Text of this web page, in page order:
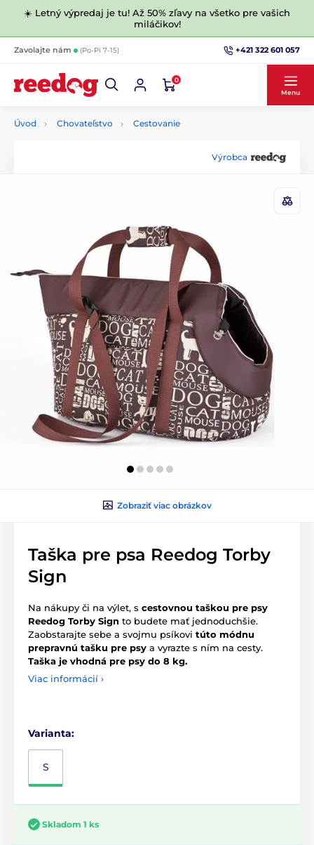
☀️ Letný výpredaj je tu! Až 50% zľavy na všetko pre vašich
miláčikov!
Zavolajte nám (Po-Pi 7-15) +421 322 601 057
0
Menu
Úvod Chovateľstvo Cestovanie
Výrobca
Zobraziť viac obrázkov
Taška pre psa Reedog Torby
Sign
Na nákupy či na výlet, s cestovnou taškou pre psy
Reedog Torby Sign to budete mať jednoduchšie.
Zaobstarajte sebe a svojmu psíkovi túto módnu
prepravnú tašku pre psy a vyrazte s ním na cesty.
Taška je vhodná pre psy do 8 kg.
Viac informácií ›
Varianta:
S
Skladom 1 ks